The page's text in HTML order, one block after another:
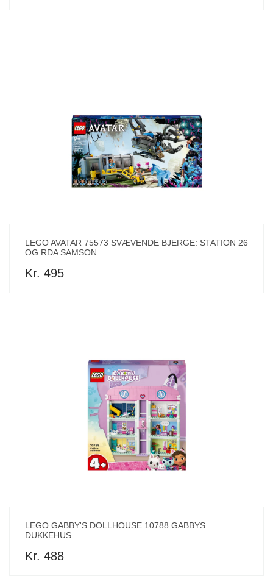
LEGO AVATAR 75573 SVÆVENDE BJERGE: STATION 26
OG RDA SAMSON
Kr. 495
LEGO GABBY'S DOLLHOUSE 10788 GABBYS
DUKKEHUS
Kr. 488